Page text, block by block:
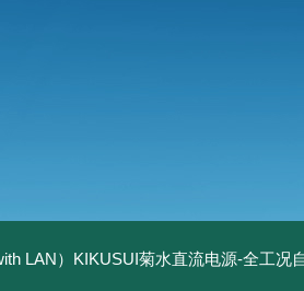
LAN）KIKUSUI菊水直流电源-全工况